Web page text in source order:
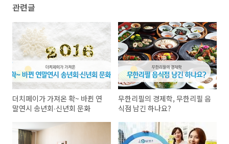
관련글
더치페이가 가져온 확~ 바뀐 연
말연시 송년회∙신년회 문화
무한리필의 경제학, 무한리필 음
식점 남긴 하나요?